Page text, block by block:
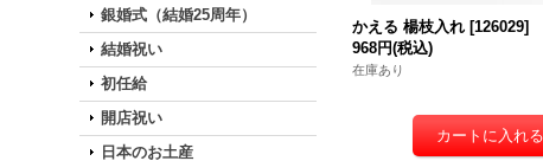
銀婚式（結婚25周年）
結婚祝い
初任給
開店祝い
日本のお土産
かえる 楊枝入れ [126029]
968円(税込)
在庫あり